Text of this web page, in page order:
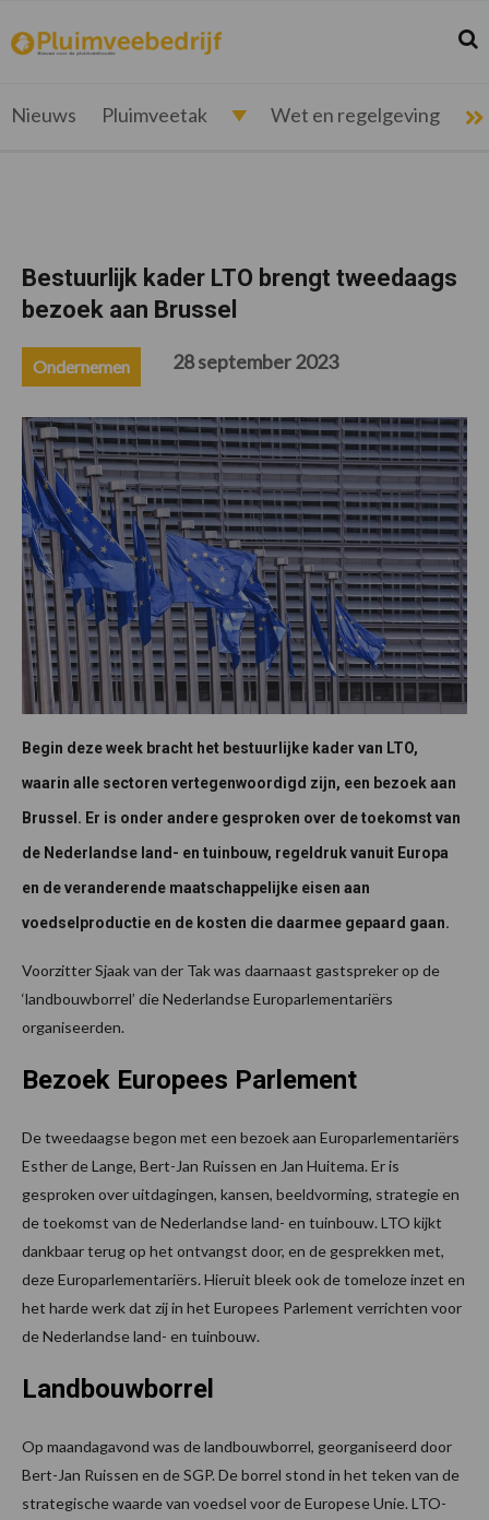
de
hoofdnavigatie
de
hoofd
de
eerste
de
voettekst
pluimveebedrijf.nl
Nieuws
pluimveehouder
Nieuws Pluimveetak Wet en regelgeving
Bestuurlijk kader LTO brengt tweedaags
bezoek aan Brussel
Ondernemen 28 september 2023
Begin deze week bracht het bestuurlijke kader van LTO,
waarin alle sectoren vertegenwoordigd zijn, een bezoek aan
Brussel. Er is onder andere gesproken over de toekomst van
de Nederlandse land- en tuinbouw, regeldruk vanuit Europa
en de veranderende maatschappelijke eisen aan
voedselproductie en de kosten die daarmee gepaard gaan.
Voorzitter Sjaak van der Tak was daarnaast gastspreker op de
‘landbouwborrel’ die Nederlandse Europarlementariërs
organiseerden.
Bezoek Europees Parlement
De tweedaagse begon met een bezoek aan Europarlementariërs
Esther de Lange, Bert-Jan Ruissen en Jan Huitema. Er is
gesproken over uitdagingen, kansen, beeldvorming, strategie en
de toekomst van de Nederlandse land- en tuinbouw. LTO kijkt
dankbaar terug op het ontvangst door, en de gesprekken met,
deze Europarlementariërs. Hieruit bleek ook de tomeloze inzet en
het harde werk dat zij in het Europees Parlement verrichten voor
de Nederlandse land- en tuinbouw.
Landbouwborrel
Op maandagavond was de landbouwborrel, georganiseerd door
Bert-Jan Ruissen en de SGP. De borrel stond in het teken van de
strategische waarde van voedsel voor de Europese Unie. LTO-